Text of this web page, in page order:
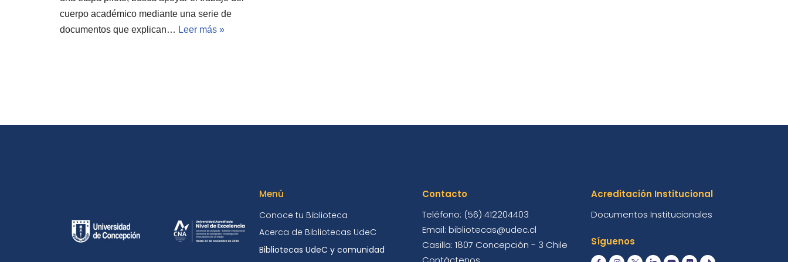
cuerpo académico mediante una serie de
documentos que explican… Leer más »
Menú
Conoce tu Biblioteca
Acerca de Bibliotecas UdeC
Bibliotecas UdeC y comunidad
Contacto
Teléfono: (56) 412204403
Email: bibliotecas@udec.cl
Casilla: 1807 Concepción - 3 Chile
Acreditación Institucional
Documentos Institucionales
Síguenos